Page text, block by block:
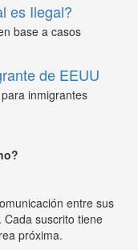
es Ilegal?
base a casos
de EEUU
inmigrantes
entre sus
suscrito tiene
próxima.